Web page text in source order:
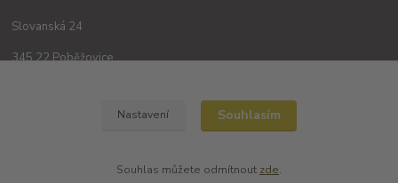
Slovanská 24
345 22 Poběžovice
Nastavení Souhlasím
Souhlas můžete odmítnout zde.